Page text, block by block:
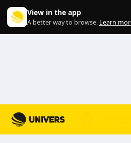
View in the app
A better way to browse. Learn